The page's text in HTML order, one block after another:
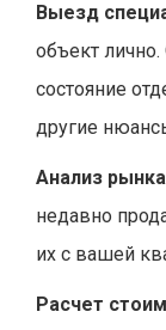
Выезд
объект
состояние
другие
Анализ
недавно
их с вашей
Расчет